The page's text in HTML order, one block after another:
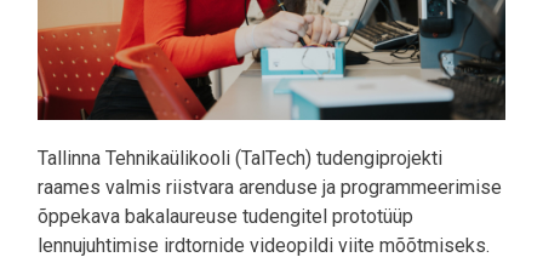
Tallinna Tehnikaülikooli (TalTech) tudengiprojekti
raames valmis riistvara arenduse ja programmeerimise
õppekava bakalaureuse tudengitel prototüüp
lennujuhtimise irdtornide videopildi viite mõõtmiseks.